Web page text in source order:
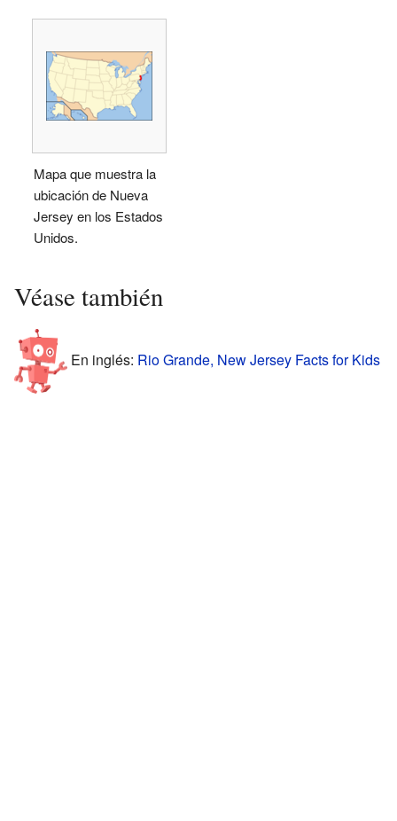
Mapa que muestra la
ubicación de Nueva
Jersey en los Estados
Unidos.
Véase también
En inglés: Rio Grande, New Jersey Facts for Kids